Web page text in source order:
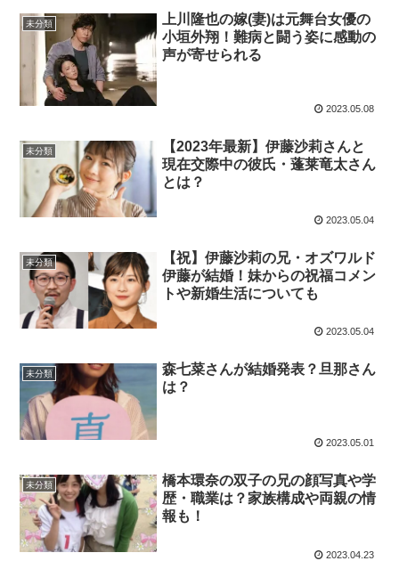
未分類
上川隆也の嫁(妻)は元舞台女優の
小垣外翔！難病と闘う姿に感動の
声が寄せられる
2023.05.08
未分類
【2023年最新】伊藤沙莉さんと
現在交際中の彼氏・蓬莱竜太さん
とは？
2023.05.04
未分類
【祝】伊藤沙莉の兄・オズワルド
伊藤が結婚！妹からの祝福コメン
トや新婚生活についても
2023.05.04
未分類
森七菜さんが結婚発表？旦那さん
は？
2023.05.01
未分類
橋本環奈の双子の兄の顔写真や学
歴・職業は？家族構成や両親の情
報も！
2023.04.23